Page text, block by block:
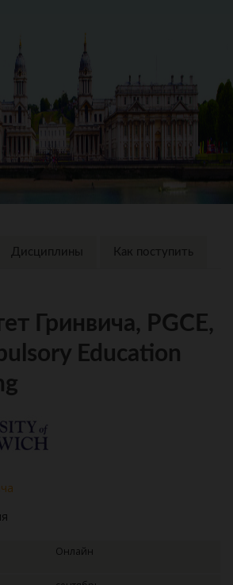
Дисциплины Как поступить
Гринвича, PGCE,
Education
Онлайн